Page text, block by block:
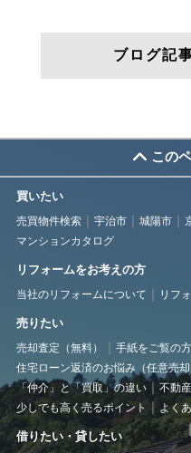
ブログ記
この
買いたい
売買物件検索 宇治市 城陽市
マンションカタログ
リフォームをお考えの方
当社のリフォームについて リフ
売りたい
売却査定（無料） 手紙をご覧の
住宅ローン返済のお悩み（任意売却
「仲介」と「買取」の違い
不動
少しでも高く売るポイント
よく
借りたい・貸したい